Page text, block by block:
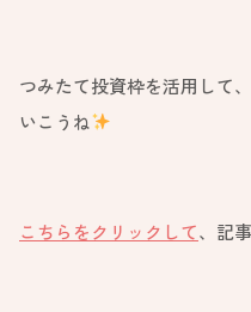
つみたて投資枠を活用して
いこうね
こちらをクリックして、記